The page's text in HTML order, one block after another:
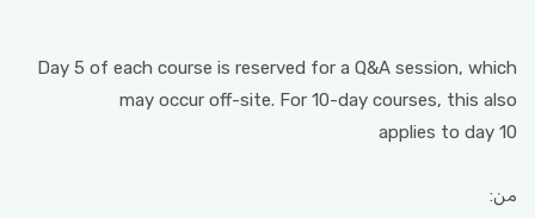
Day 5 of each course is reserved for a Q&A session, which
may occur off-site. For 10-day courses, this also
applies to day 10
من: